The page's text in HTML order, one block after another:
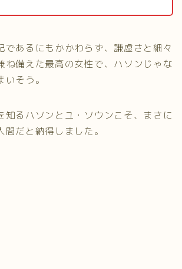
であるにもかかわらず、謙虚さと細々
ね備えた最高の女性で、ハソンじゃな
そう。
知るハソンとユ・ソウンこそ、まさに
だと納得しました。